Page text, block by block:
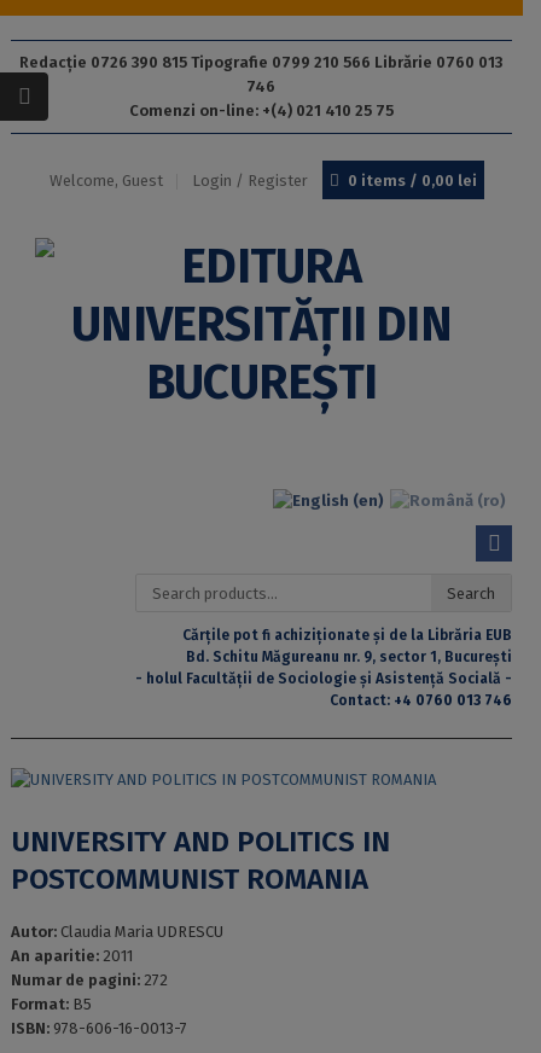
Redacție 0726 390 815 Tipografie 0799 210 566 Librărie 0760 013
746
Comenzi on-line: +(4) 021 410 25 75
Welcome, Guest Login / Register 0 items / 0,00 lei
Search
Search
Cărțile pot fi achiziționate și de la Librăria EUB
Bd. Schitu Măgureanu nr. 9, sector 1, București
- holul Facultății de Sociologie și Asistență Socială -
Contact: +4 0760 013 746
UNIVERSITY AND POLITICS IN
POSTCOMMUNIST ROMANIA
Autor: Claudia Maria UDRESCU
An aparitie: 2011
Numar de pagini: 272
Format: B5
ISBN: 978-606-16-0013-7